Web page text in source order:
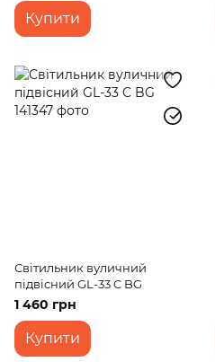
Купити
Світильник вуличний
підвісний GL-33 C BG
1 460 грн
Купити